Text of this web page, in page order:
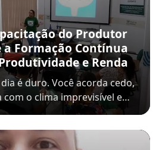
do Produtor
a Formação Contínua
e Renda
é duro. Você acorda cedo,
com o clima imprevisível e…